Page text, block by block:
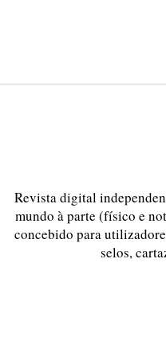
Revista digital
mundo à parte (físico e
concebido para
selos,